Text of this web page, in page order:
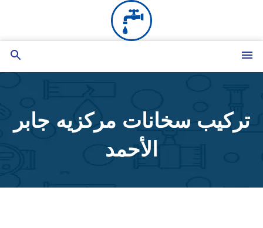
المحتوى
تركيب سخانات مركزيه جابر
الأحمد